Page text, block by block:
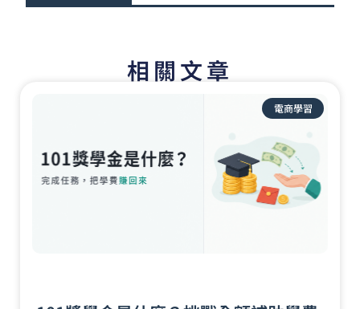
相關文章
電商學習